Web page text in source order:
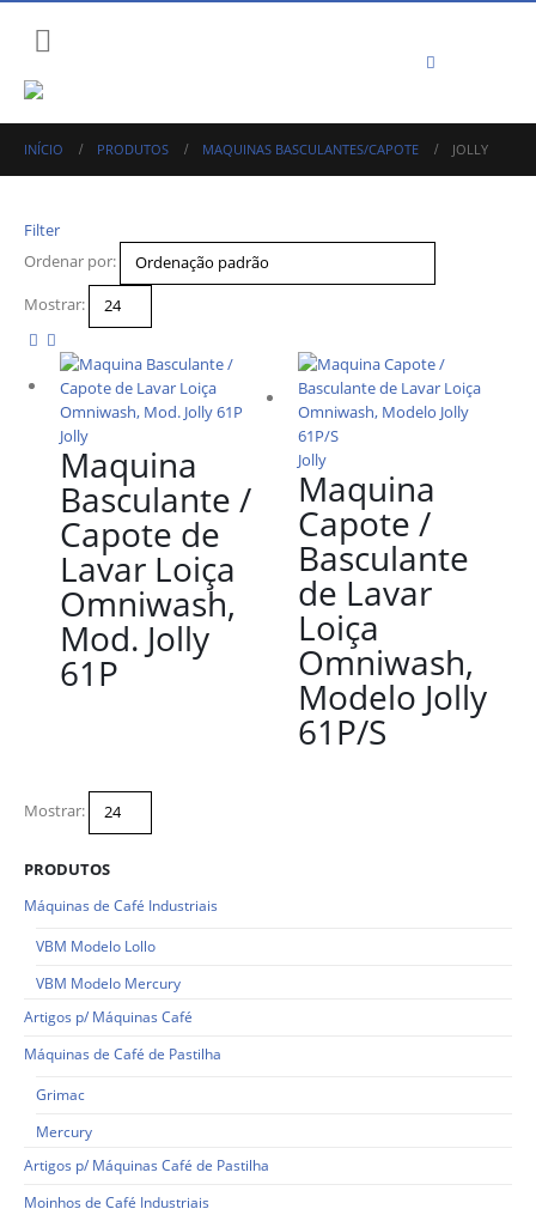
INÍCIO PRODUTOS MAQUINAS BASCULANTES/CAPOTE JOLLY
Filter
Ordenar por:
Mostrar:
Jolly
Maquina
Basculante /
Capote de
Lavar Loiça
Omniwash,
Mod. Jolly
61P
Jolly
Maquina
Capote /
Basculante
de Lavar
Loiça
Omniwash,
Modelo Jolly
61P/S
Mostrar:
PRODUTOS
Máquinas de Café Industriais
VBM Modelo Lollo
VBM Modelo Mercury
Artigos p/ Máquinas Café
Máquinas de Café de Pastilha
Grimac
Mercury
Artigos p/ Máquinas Café de Pastilha
Moinhos de Café Industriais